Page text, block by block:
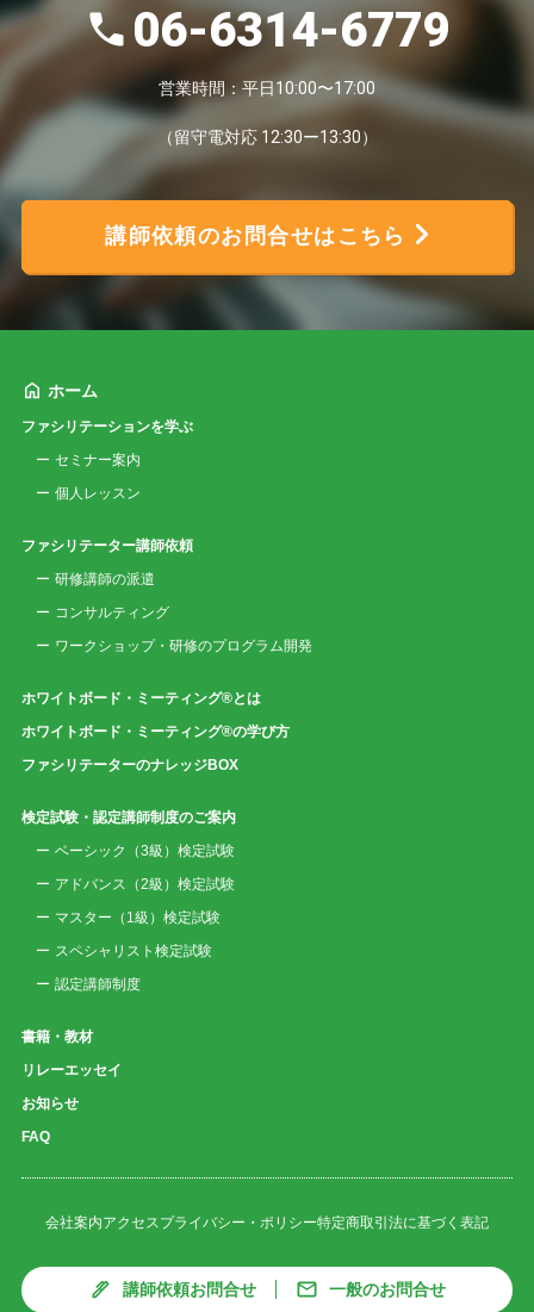
06-6314-6779
営業時間：平日10:00〜17:00
（留守電対応 12:30ー13:30）
講師依頼のお問合せはこちら
ホーム
ファシリテーションを学ぶ
セミナー案内
個人レッスン
ファシリテーター講師依頼
研修講師の派遣
コンサルティング
ワークショップ・研修のプログラム開発
ホワイトボード・ミーティング®とは
ホワイトボード・ミーティング®の学び方
ファシリテーターのナレッジBOX
検定試験・認定講師制度のご案内
ベーシック（3級）検定試験
アドバンス（2級）検定試験
マスター（1級）検定試験
スペシャリスト検定試験
認定講師制度
書籍・教材
リレーエッセイ
お知らせ
FAQ
会社案内アクセスプライバシー・ポリシー特定商取引法に基づく表記
講師依頼お問合せ 一般のお問合せ